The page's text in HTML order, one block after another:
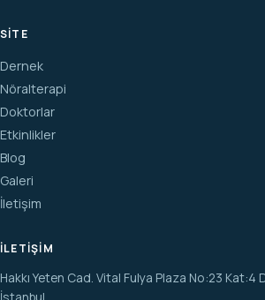
SITE
Dernek
Nöralterapi
Doktorlar
Etkinlikler
Blog
Galeri
İletişim
İLETIŞIM
Hakkı Yeten Cad. Vital Fulya Plaza No:23 Kat:4